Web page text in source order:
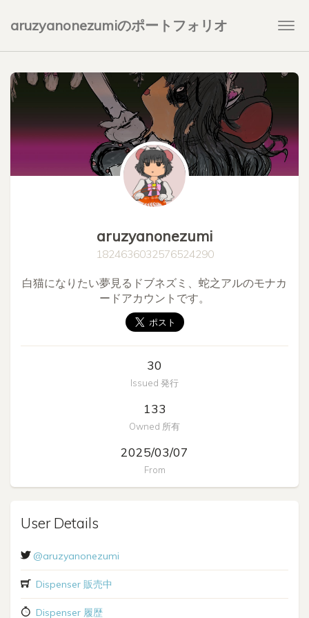
aruzyanonezumiのポートフォリオ
aruzyanonezumi
1824636032576524290
白猫になりたい夢見るドブネズミ、蛇之アルのモナカ
ードアカウントです。
30
Issued 発行
133
Owned 所有
2025/03/07
From
User Details
@aruzyanonezumi
Dispenser 販売中
Dispenser 履歴